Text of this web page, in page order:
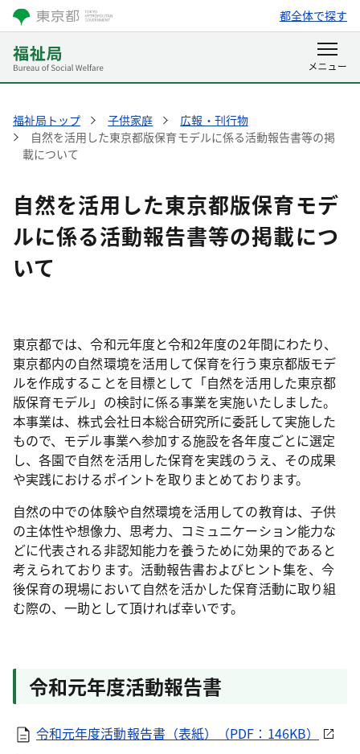
都全体で探す
福祉局トップ 子供家庭
広報・刊行物
自然を活用した東京都版保育モデルに係る活動報告書等の掲
載について
自然を活用した東京都版保育モデ
ルに係る活動報告書等の掲載につ
いて
東京都では、令和元年度と令和2年度の2年間にわたり、
東京都内の自然環境を活用して保育を行う東京都版モデ
ルを作成することを目標として「自然を活用した東京都
版保育モデル」の検討に係る事業を実施いたしました。
本事業は、株式会社日本総合研究所に委託して実施した
もので、モデル事業へ参加する施設を各年度ごとに選定
し、各園で自然を活用した保育を実践のうえ、その成果
や実践におけるポイントを取りまとめております。
自然の中での体験や自然環境を活用しての教育は、子供
の主体性や想像力、思考力、コミュニケーション能力な
どに代表される非認知能力を養うために効果的であると
考えられております。活動報告書およびヒント集を、今
後保育の現場において自然を活かした保育活動に取り組
む際の、一助として頂ければ幸いです。
令和元年度活動報告書
令和元年度活動報告書（表紙）（PDF：146KB）